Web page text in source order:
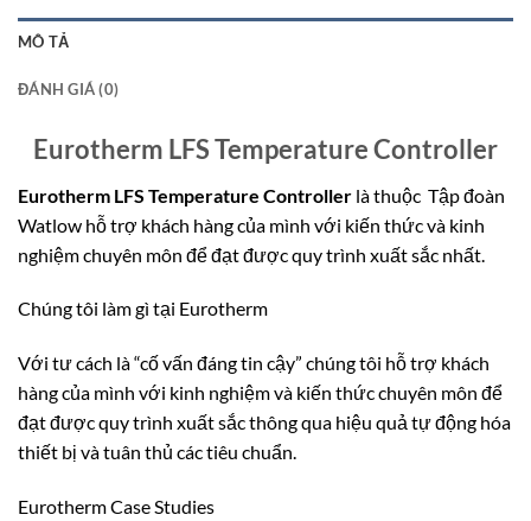
MÔ TẢ
ĐÁNH GIÁ (0)
Eurotherm LFS Temperature Controller
Eurotherm LFS Temperature Controller là thuộc Tập đoàn
Watlow hỗ trợ khách hàng của mình với kiến thức và kinh
nghiệm chuyên môn để đạt được quy trình xuất sắc nhất.
Chúng tôi làm gì tại Eurotherm
Với tư cách là “cố vấn đáng tin cậy” chúng tôi hỗ trợ khách
hàng của mình với kinh nghiệm và kiến thức chuyên môn để
đạt được quy trình xuất sắc thông qua hiệu quả tự động hóa
thiết bị và tuân thủ các tiêu chuẩn.
Eurotherm Case Studies